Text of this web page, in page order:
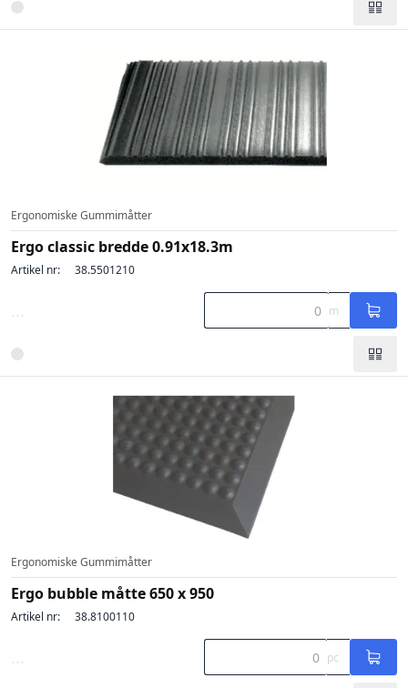
Ergonomiske Gummimåtter
Ergo classic bredde 0.91x18.3m
Artikel nr: 38.5501210
... m
Ergonomiske Gummimåtter
Ergo bubble måtte 650 x 950
Artikel nr: 38.8100110
... pc